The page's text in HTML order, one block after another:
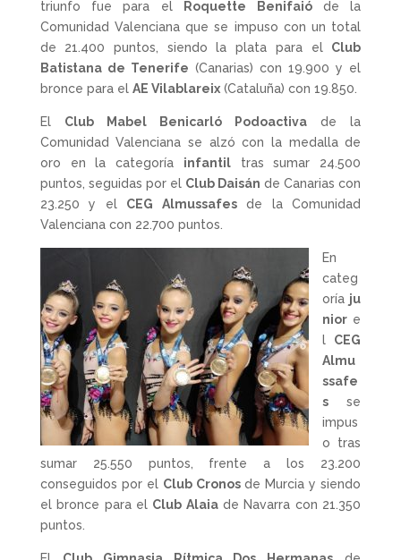
triunfo fue para el
Roquette Benifaióde la
Comunidad Valenciana que se impuso con un total
de 21.400 puntos, siendo la plata para el Club
Batistana de Tenerife (Canarias) con 19.900 y el
bronce para el AE Vilablareix(Cataluña) con 19.850.
El Club Mabel Benicarló Podoactiva de la
Comunidad Valenciana se alzó con la medalla de
oro en la categoría infantiltras sumar 24.500
puntos, seguidas por el Club Daisán de Canarias con
23.250 y el CEG Almussafesde la Comunidad
Valenciana con 22.700 puntos.
En
categ
oría ju
niore
l CEG
Almu
ssafe
sse
impus
o tras
sumar 25.550 puntos, frente a los 23.200
conseguidos por el Club Cronosde Murcia y siendo
el bronce para el Club Alaiade Navarra con 21.350
puntos.